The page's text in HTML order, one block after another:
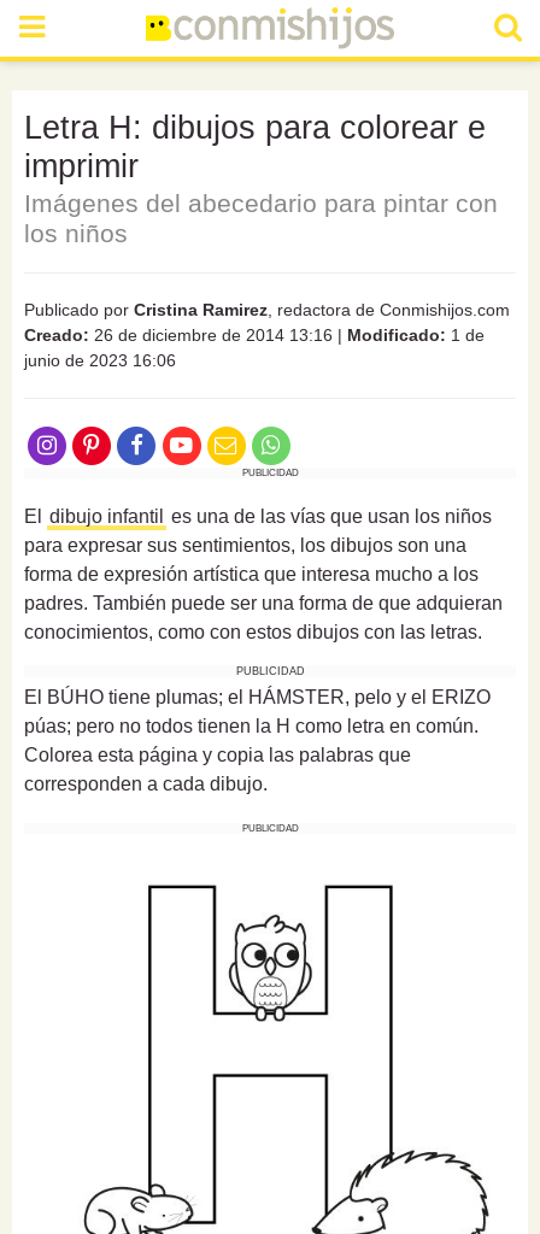
Letra H: dibujos para colorear e
imprimir
Imágenes del abecedario para pintar con
los niños
Publicado por Cristina Ramirez , redactora de Conmishijos.com
Creado: 26 de diciembre de 2014 13:16 | Modificado: 1 de
junio de 2023 16:06
PUBLICIDAD
El dibujo infantil
es una de las vías que usan los niños
para expresar sus sentimientos, los dibujos son una
forma de expresión artística que interesa mucho a los
padres. También puede ser una forma de que adquieran
conocimientos, como con estos dibujos con las letras.
PUBLICIDAD
El BÚHO tiene plumas; el HÁMSTER, pelo y el ERIZO
púas; pero no todos tienen la H como letra en común.
Colorea esta página y copia las palabras que
corresponden a cada dibujo.
PUBLICIDAD